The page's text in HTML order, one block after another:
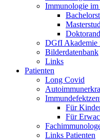
Immunologie
DGfI Akademie
Bilderdatenbank
Links
Patienten
Long Covid
Für
Für
Links Patienten